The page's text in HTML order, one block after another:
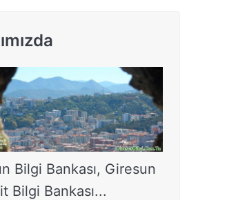
Bilgi Bankası, Giresun
Bilgi Bankası...